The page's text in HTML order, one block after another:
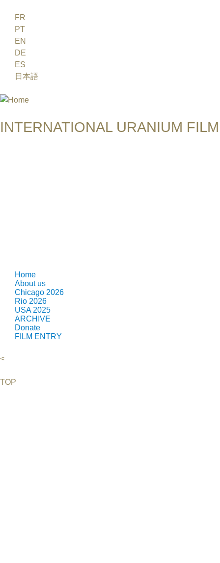
Jump to navigation
FR
PT
EN
DE
ES
日本語
INTERNATIONAL URANIUM
Home
About us
Chicago 2026
Rio 2026
USA 2025
ARCHIVE
Donate
FILM ENTRY
<
TOP